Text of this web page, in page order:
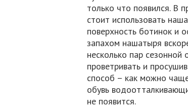
только что появился. В
стоит использовать
поверхность ботинок и
запахом нашатыря
несколько пар
проветривать и
способ – как можно
обувь
не появится.